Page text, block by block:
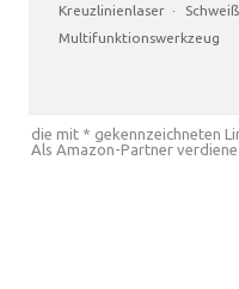
Kreuzlinienlaser ·
Multifunktionswerkzeug
die mit * gekennzeichneten
Als Amazon-Partner